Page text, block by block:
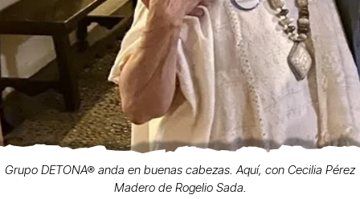
Grupo DETONA® anda en buenas cabezas. Aquí, con Cecilia Pérez
Madero de Rogelio Sada.